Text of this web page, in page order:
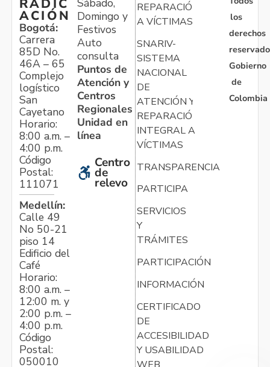
RADIC
ACIÓN
Bogotá:
Carrera
85D No.
46A – 65
Complejo
logístico
San
Cayetano
Horario:
8:00 a.m. –
4:00 p.m.
Código
Postal:
111071
Medellín:
Calle 49
No 50-21
piso 14
Edificio del
Café
Horario:
8:00 a.m. –
12:00 m. y
2:00 p.m. –
4:00 p.m.
Código
Postal:
050010
Sábado,
Domingo y
Festivos
Auto
consulta
Puntos de
Atención y
Centros
Regionales
Unidad en
línea
Centro
de
relevo
REPARACIÓN
A VÍCTIMAS
SNARIV-
SISTEMA
NACIONAL
DE
ATENCIÓN Y
REPARACIÓN
INTEGRAL A
VÍCTIMAS
TRANSPARENCIA
PARTICIPA
SERVICIOS
Y
TRÁMITES
PARTICIPACIÓN
INFORMACIÓN
CERTIFICADO
DE
ACCESIBILIDAD
Y USABILIDAD
WEB
los
derechos
Gobierno
de
Colombia